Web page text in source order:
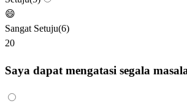
😄
Sangat Setuju(6)
20
Saya dapat mengatasi segala